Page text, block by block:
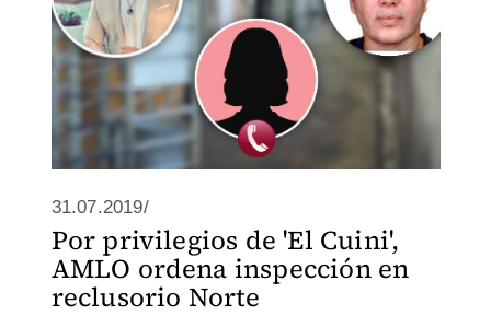
31.07.2019/
Por privilegios de 'El Cuini',
AMLO ordena inspección en
reclusorio Norte